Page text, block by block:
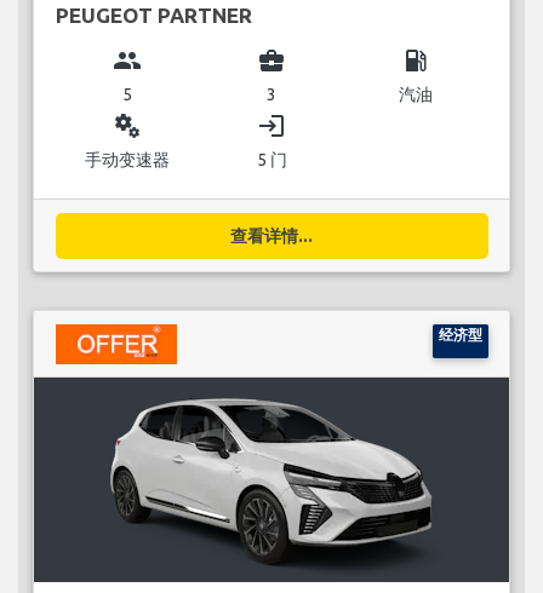
PEUGEOT PARTNER
group
5
business_center
3
local_gas_station
汽油
miscellaneous_services
手动变速器
login
5 门
查看详情...
经济型